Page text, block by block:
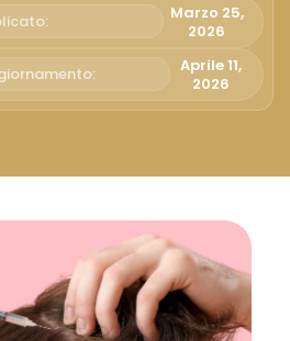
Русский
Български
Marzo 25,
2026
Aprile 11,
2026